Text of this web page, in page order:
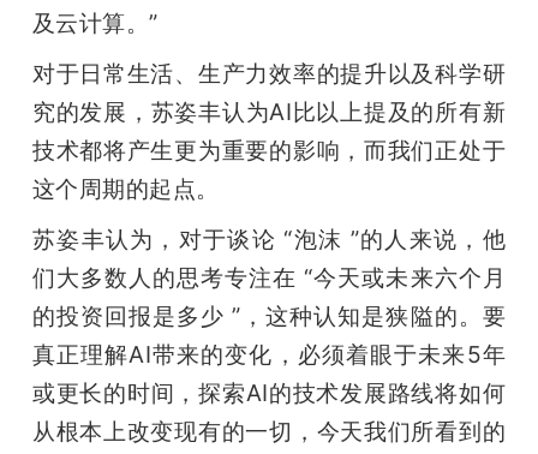
及云计算。”
对于日常生活、生产力效率的提升以及科学研
究的发展，苏姿丰认为AI比以上提及的所有新
技术都将产生更为重要的影响，而我们正处于
这个周期的起点。
苏姿丰认为，对于谈论 “泡沫 ”的人来说，他
们大多数人的思考专注在 “今天或未来六个月
的投资回报是多少 ”，这种认知是狭隘的。要
真正理解AI带来的变化，必须着眼于未来5年
或更长的时间，探索AI的技术发展路线将如何
从根本上改变现有的一切，今天我们所看到的